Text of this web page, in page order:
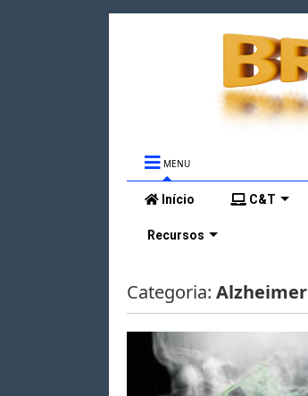
MENU
Início C&T
Recursos
Categoria: Alzheimer